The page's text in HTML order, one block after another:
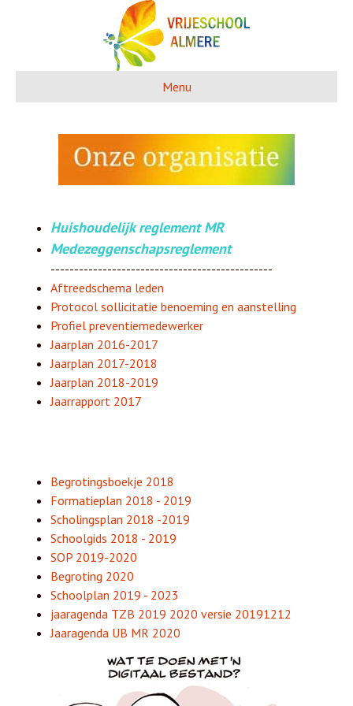
Menu
Huishoudelijk reglement MR
Medezeggenschapsreglement
-----------------------------------------------
Aftreedschema leden
Protocol sollicitatie benoeming en aanstelling
Profiel preventiemedewerker
Jaarplan 2016-2017
Jaarplan 2017-2018
Jaarplan 2018-2019
Jaarrapport 2017
Begrotingsboekje 2018
Formatieplan 2018 - 2019
Scholingsplan 2018 -2019
Schoolgids 2018 - 2019
SOP 2019-2020
Begroting 2020
Schoolplan 2019 - 2023
jaaragenda TZB 2019 2020 versie 20191212
Jaaragenda UB MR 2020